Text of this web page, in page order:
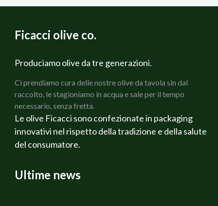
Ficacci olive co.
Produciamo olive da tre generazioni.
Ci prendiamo cura delle nostre olive da tavola sin dal
raccolto, le stagioniamo in acqua e sale per il tempo
necessario, senza fretta.
Le olive Ficacci sono confezionate in packaging
innovativi nel rispetto della tradizione e della salute
del consumatore.
Ultime news